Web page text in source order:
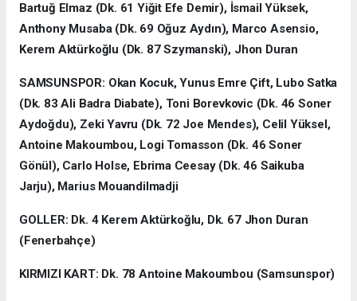
Bartuğ Elmaz (Dk. 61 Yiğit Efe Demir), İsmail Yüksek,
Anthony Musaba (Dk. 69 Oğuz Aydın), Marco Asensio,
Kerem Aktürkoğlu (Dk. 87 Szymanski), Jhon Duran
SAMSUNSPOR: Okan Kocuk, Yunus Emre Çift, Lubo Satka
(Dk. 83 Ali Badra Diabate), Toni Borevkovic (Dk. 46 Soner
Aydoğdu), Zeki Yavru (Dk. 72 Joe Mendes), Celil Yüksel,
Antoine Makoumbou, Logi Tomasson (Dk. 46 Soner
Gönül), Carlo Holse, Ebrima Ceesay (Dk. 46 Saikuba
Jarju), Marius Mouandilmadji
GOLLER: Dk. 4 Kerem Aktürkoğlu, Dk. 67 Jhon Duran
(Fenerbahçe)
KIRMIZI KART: Dk. 78 Antoine Makoumbou (Samsunspor)